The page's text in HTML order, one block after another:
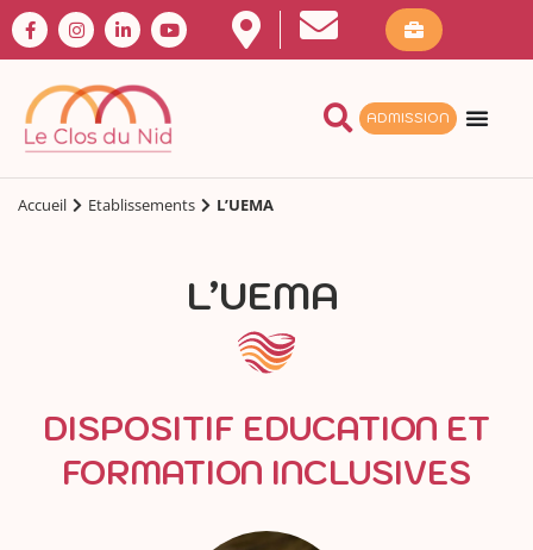
ADMISSION
Accueil Etablissements L’UEMA
L’UEMA
DISPOSITIF EDUCATION ET
FORMATION INCLUSIVES